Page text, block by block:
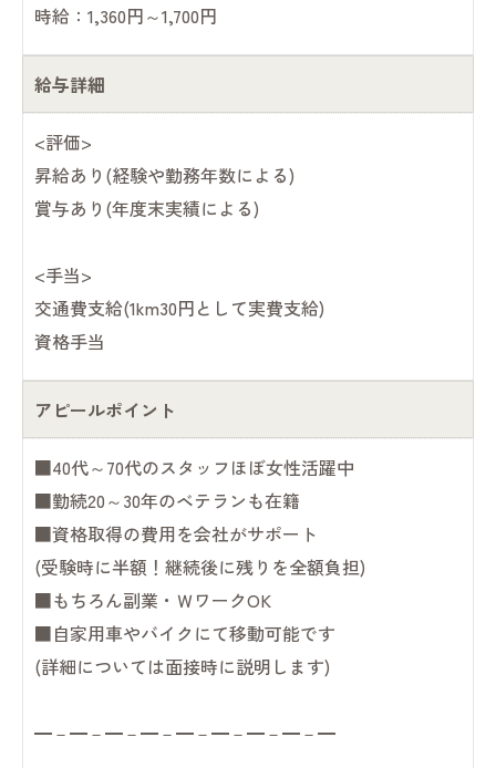
時給：1,360円～1,700円
給与詳細
<評価>
昇給あり(経験や勤務年数による)
賞与あり(年度末実績による)
<手当>
交通費支給(1km30円として実費支給)
資格手当
アピールポイント
■40代～70代のスタッフほぼ女性活躍中
■勤続20～30年のベテランも在籍
■資格取得の費用を会社がサポート
(受験時に半額！継続後に残りを全額負担)
■もちろん副業・ＷワークOK
■自家用車やバイクにて移動可能です
(詳細については面接時に説明します)
━－━－━－━－━－━－━－━－━